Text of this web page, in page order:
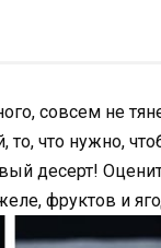
совсем не
что нужно,
десерт!
фруктов и